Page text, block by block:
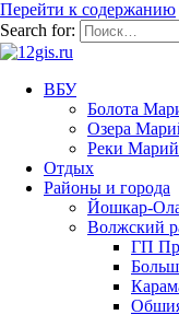
Перейти к содержанию
Search for:
ВБУ
Болота
Озера
Реки
Отдых
Районы и города
Йошкар-
Волжский
ГП